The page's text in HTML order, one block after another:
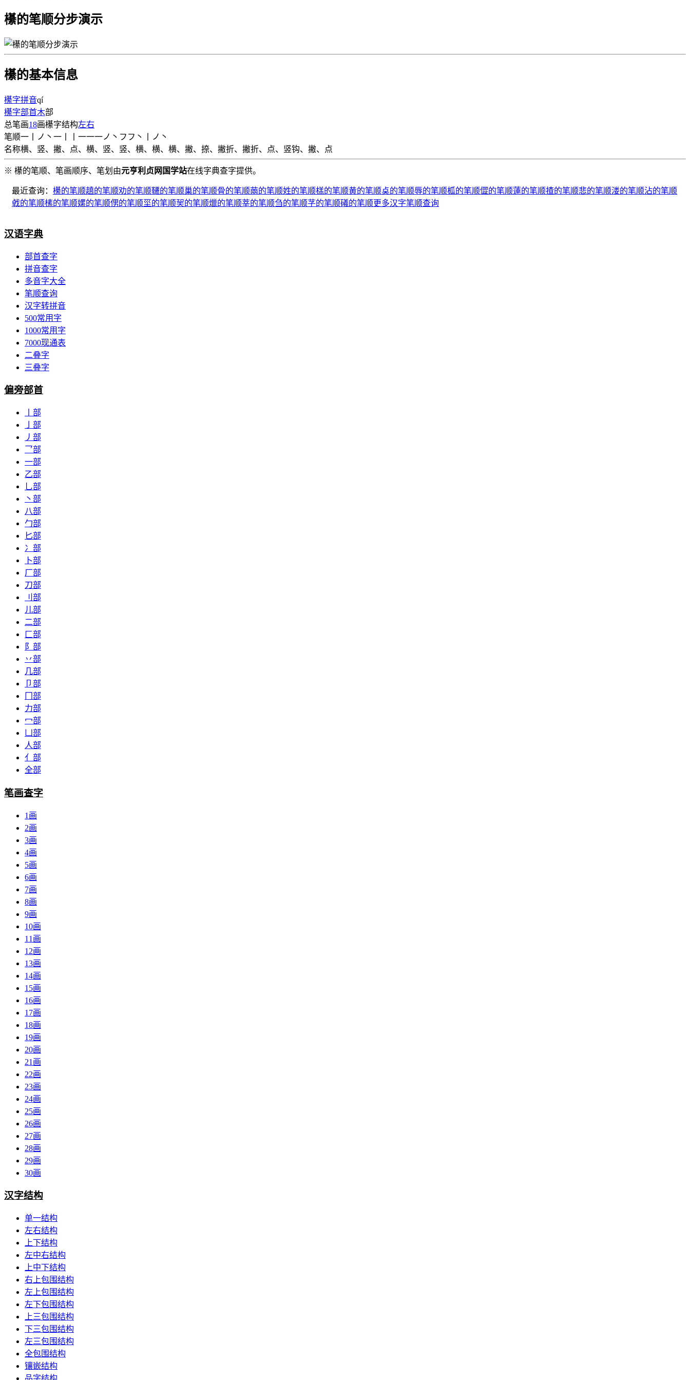
櫀的笔顺分步演示
櫀的基本信息
櫀字拼音qí
櫀字部首木部
总笔画18画櫀字结构左右
笔顺一丨ノ丶一丨丨一一一ノ丶フフ丶丨ノ丶
名称横、竖、撇、点、横、竖、竖、横、横、横、撇、捺、撇折、撇折、点、竖钩、撇、点
※ 櫀的笔顺、笔画顺序、笔划由元亨利贞网国学站在线字典查字提供。
最近查询： 櫀的笔顺趬的笔顺劝的笔顺韆的笔顺巢的笔顺骨的笔顺䓣的笔顺姓的笔顺榚的笔顺黄的笔顺奌的笔顺辱的笔顺柧的笔顺㒊的笔顺蓮的笔顺揸的笔顺悲的笔顺溇的笔顺沾的笔顺
㦸的笔顺榡的笔顺嫘的笔顺侽的笔顺坙的笔顺㠬的笔顺爉的笔顺莘的笔顺刍的笔顺芓的笔顺礒的笔顺更多汉字笔顺查询
汉语字典
部首查字
拼音查字
多音字大全
笔顺查询
汉字转拼音
500常用字
1000常用字
7000现通表
二叠字
三叠字
偏旁部首
丨部
亅部
丿部
乛部
一部
乙部
乚部
丶部
八部
勹部
匕部
冫部
卜部
厂部
刀部
刂部
儿部
二部
匚部
阝部
丷部
几部
卩部
冂部
力部
冖部
凵部
人部
亻部
全部
笔画查字
1画
2画
3画
4画
5画
6画
7画
8画
9画
10画
11画
12画
13画
14画
15画
16画
17画
18画
19画
20画
21画
22画
23画
24画
25画
26画
27画
28画
29画
30画
汉字结构
单一结构
左右结构
上下结构
左中右结构
上中下结构
右上包围结构
左上包围结构
左下包围结构
上三包围结构
下三包围结构
左三包围结构
全包围结构
镶嵌结构
品字结构